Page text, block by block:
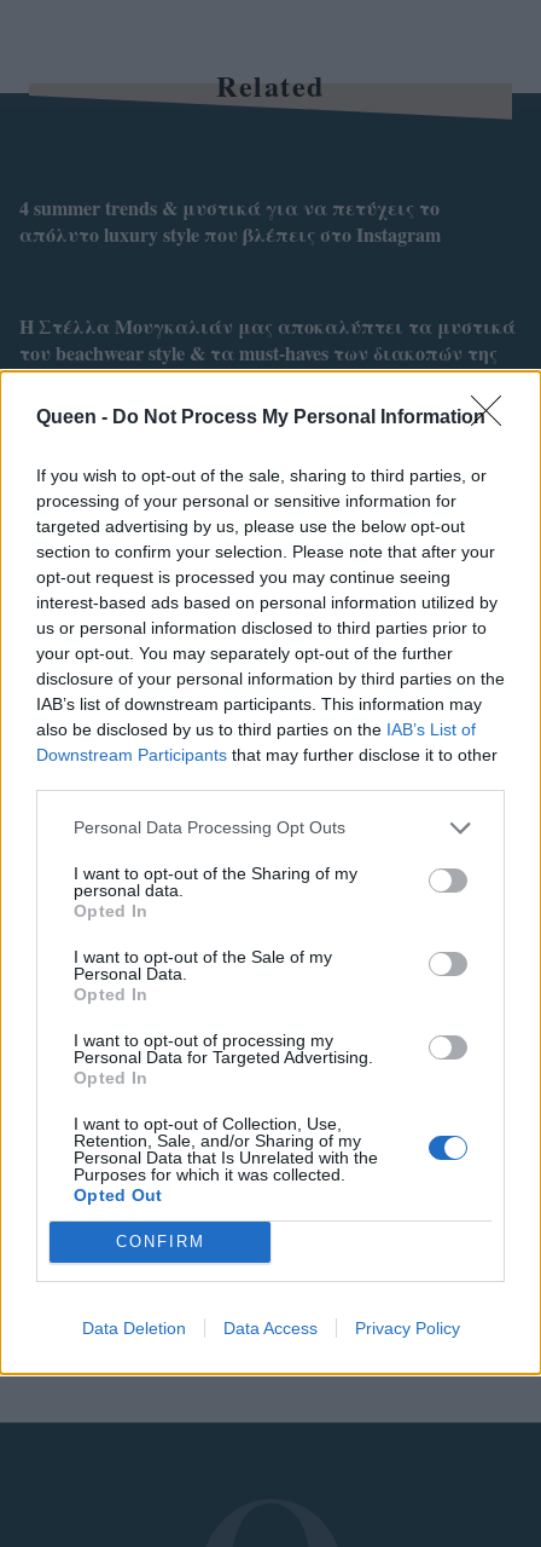
Queen - Do Not Process My Personal Information
If you wish to opt-out of the sale, sharing to third parties, or
processing of your personal or sensitive information for
targeted advertising by us, please use the below opt-out
section to confirm your selection. Please note that after your
opt-out request is processed you may continue seeing
interest-based ads based on personal information utilized by
us or personal information disclosed to third parties prior to
your opt-out. You may separately opt-out of the further
disclosure of your personal information by third parties on the
IAB’s list of downstream participants. This information may
also be disclosed by us to third parties on the IAB’s List of
Downstream Participants that may further disclose it to other
Personal Data Processing Opt Outs
I want to opt-out of the Sharing of my
personal data.
Opted In
I want to opt-out of the Sale of my
Personal Data.
Opted In
I want to opt-out of processing my
Personal Data for Targeted Advertising.
Opted In
I want to opt-out of Collection, Use,
Retention, Sale, and/or Sharing of my
Personal Data that Is Unrelated with the
Purposes for which it was collected.
Opted Out
CONFIRM
Data Deletion Data Access Privacy Policy
Related
4 summer trends & μυστικά για να πετύχεις το
απόλυτο luxury style που βλέπεις στο Instagram
Η Στέλλα Μουγκαλιάν μας αποκαλύπτει τα μυστικά
του beachwear style & τα must-haves των διακοπών της
στη βαλίτσα σου αυτό το καλοκαίρι
Τhe Art of Sizing: Ένα ελληνικό brand με μαγιό κάνει
το «one size» και το στυλ, ταυτόσημα
Keep her in the game
αθλήτριας; Ανακάλυψε
περισσότερα
Ξαναχτίζουμε την πόλη
μας και ανακαλύπτουμε
τη βιώσιμη εκδοχή της.
Μάθετε περισσότερα
Recommended by